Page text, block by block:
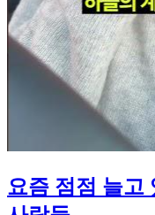
요즘 점점 늘고